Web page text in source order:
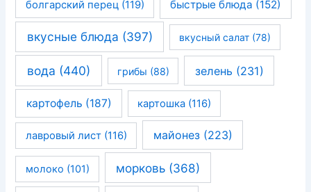
болгарский перец(119) быстрые блюда (152)
вкусные блюда (397) вкусный салат (78)
вода (440) грибы (88) зелень (231)
картофель (187) картошка (116)
лавровый лист(116) майонез(223)
молоко (101) морковь(368)